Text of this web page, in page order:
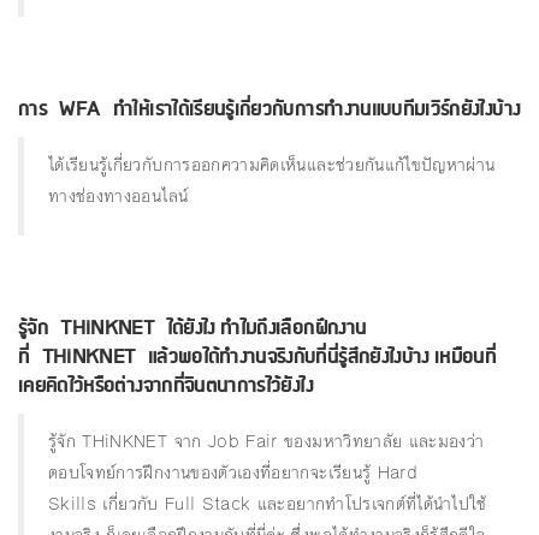
การ WFA ทําให้เราได้เรียนรู้เกี่ยวกับการทํางานแบบทีมเวิร์กยังไงบ้าง
ได้เรียนรู้เกี่ยวกับการออกความคิดเห็นและช่วยกันแก้ไขปัญหาผ่าน
ทางช่องทางออนไลน์
รู้จัก THiNKNET ได้ยังไง ทําไมถึงเลือกฝึกงาน
ที่ THiNKNET แล้วพอได้ทำงานจริงกับที่นี่รู้สึกยังไงบ้าง เหมือนที่
เคยคิดไว้หรือต่างจากที่จินตนาการไว้ยังไง
รู้จัก THiNKNET จาก Job Fair ของมหาวิทยาลัย และมองว่า
ตอบโจทย์การฝึกงานของตัวเองที่อยากจะเรียนรู้ Hard
Skills เกี่ยวกับ Full Stack และอยากทำโปรเจกต์ที่ได้นำไปใช้